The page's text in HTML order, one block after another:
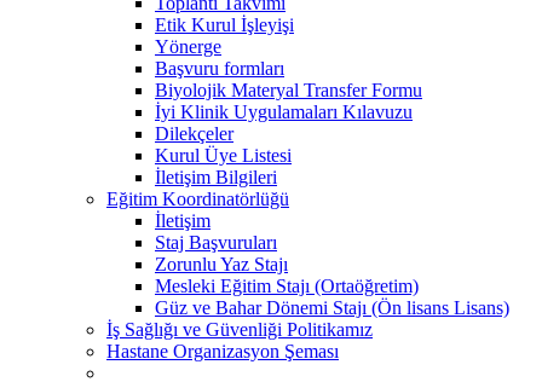
Etik Kurul İşleyişi
Yönerge
Başvuru formları
Biyolojik Materyal Transfer Formu
İyi Klinik Uygulamaları Kılavuzu
Dilekçeler
Kurul Üye Listesi
İletişim Bilgileri
Eğitim Koordinatörlüğü
İletişim
Staj Başvuruları
Zorunlu Yaz Stajı
Mesleki Eğitim Stajı (Ortaöğretim)
Güz ve Bahar Dönemi Stajı (Ön lisans Lisans)
İş Sağlığı ve Güvenliği Politikamız
Hastane Organizasyon Şeması